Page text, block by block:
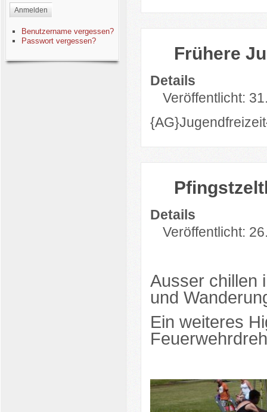
Anmelden
Benutzername vergessen?
Passwort vergessen?
Frühere
Details
Veröffentlicht:
Details
Veröffentlicht:
Ausser chillen
und
Ein weiteres